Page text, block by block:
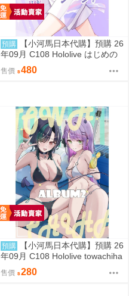
預購
【小河馬日本代購】預購 26
年09月 C108 Hololive はじめの
一歩め! 繪師:阿古わざき
售價 480
預購
【小河馬日本代購】預購 26
年09月 C108 Hololive towachiha
album2 繪師:柊シン
售價 280